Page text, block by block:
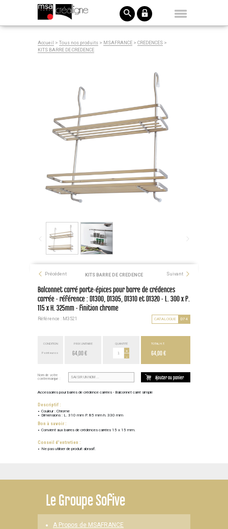
Accueil > Tous nos produits > MSAFRANCE > CREDENCES >
KITS BARRE DE CREDENCE
Précédent KITS BARRE DE CREDENCE Suivant
Balconnet carré porte-épices pour barre de crédences
carrée - référence : D1300, D1305, D1310 et D1320 - L. 300 x P.
115 x H. 325mm - finition chrome
Référence : M3521 CATALOGUE D74
CONDITION
Point euros
PRIX UNITAIRE
64,00 €
QUANTITÉ
+
-
TOTAL H.T.
64,00 €
Nom de votre
contremarque :
Ajouter au panier
Accessoires pour barres de crédence carrées - Balconnet carré simple
Descriptif :
Couleur : Chrome
Dimensions : L. 310 mm P. 85 mm h. 330 mm
Bon à savoir :
Convient aux barres de crédences carrées 15 x 15 mm.
Conseil d'entretien :
Ne pas utiliser de produit abrasif.
LeGroupe Sofive
A Propos de MSAFRANCE